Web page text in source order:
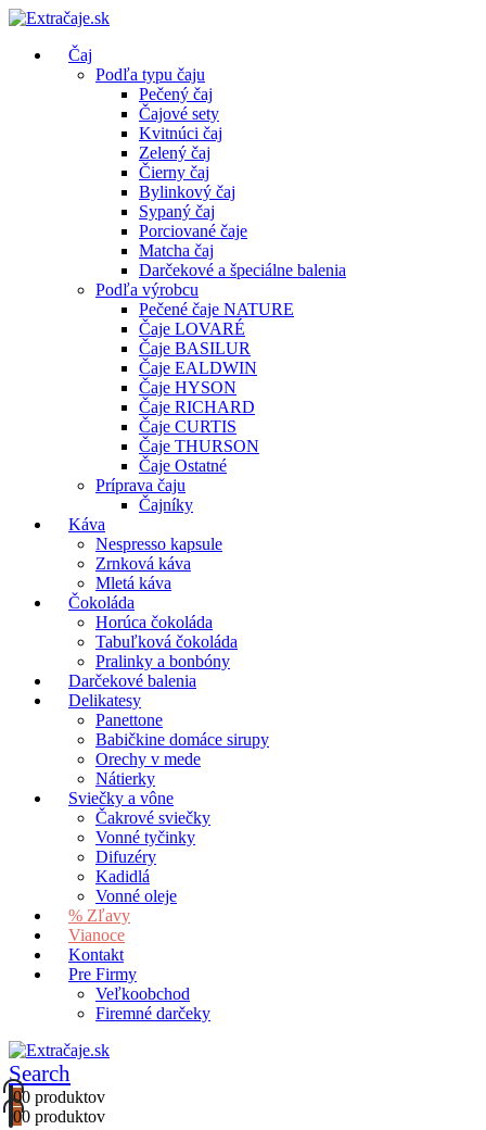
Čaj
Podľa typu čaju
Pečený čaj
Čajové sety
Kvitnúci čaj
Zelený čaj
Čierny čaj
Bylinkový čaj
Sypaný čaj
Porciované čaje
Matcha čaj
Darčekové a špeciálne balenia
Podľa výrobcu
Pečené čaje NATURE
Čaje LOVARÉ
Čaje BASILUR
Čaje EALDWIN
Čaje HYSON
Čaje RICHARD
Čaje CURTIS
Čaje THURSON
Čaje Ostatné
Príprava čaju
Čajníky
Káva
Nespresso kapsule
Zrnková káva
Mletá káva
Čokoláda
Horúca čokoláda
Tabuľková čokoláda
Pralinky a bonbóny
Darčekové balenia
Delikatesy
Panettone
Babičkine domáce sirupy
Orechy v mede
Nátierky
Sviečky a vône
Čakrové sviečky
Vonné tyčinky
Difuzéry
Kadidlá
Vonné oleje
% Zľavy
Vianoce
Kontakt
Pre Firmy
Veľkoobchod
Firemné darčeky
Search
00 produktov
00 produktov